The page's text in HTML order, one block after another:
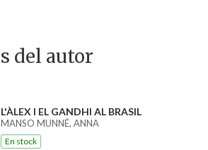
del autor
L'ÀLEX I EL GANDHI AL BRASIL
MANSO MUNNÉ, ANNA
En stock